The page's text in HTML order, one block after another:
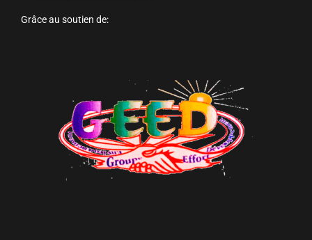
Grâce au soutien de: